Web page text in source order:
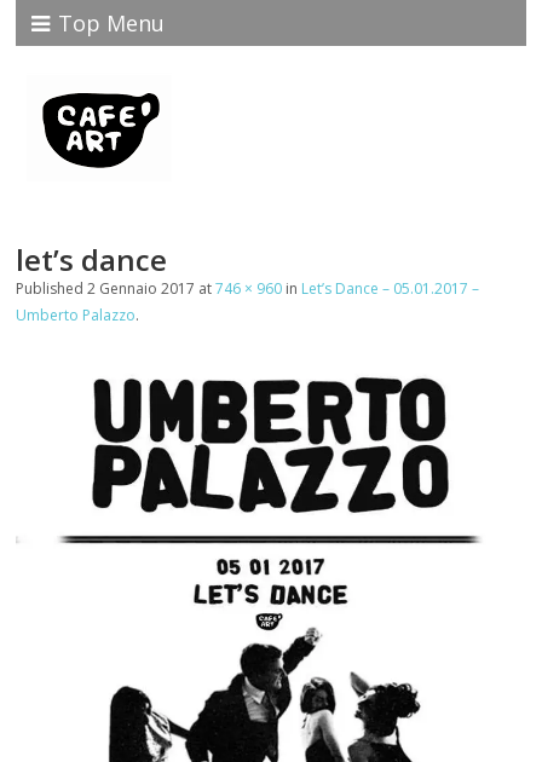
Top Menu
let’s dance
Published2 Gennaio 2017 at746 × 960 in Let’s Dance – 05.01.2017 –
Umberto Palazzo.